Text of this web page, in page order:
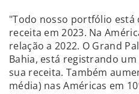
"Todo nosso portfólio está
receita em 2023. Na
relação a 2022. O Grand
Bahia, está registrando
sua receita. Também
média) nas Américas em